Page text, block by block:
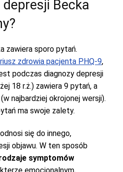
Becka
zawiera sporo pytań.
zdrowia pacjenta PHQ-9,
podczas diagnozy depresji
18 r.ż.) zawiera 9 pytań, a
najbardziej okrojonej wersji).
ma swoje zalety.
się do innego,
objawu. W ten sposób
symptomów